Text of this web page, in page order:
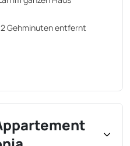
Gehminuten entfernt